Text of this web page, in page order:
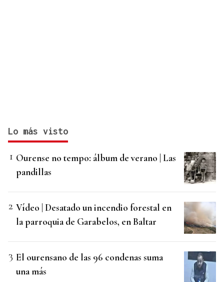
Lo más visto
Ourense no tempo: álbum de verano | Las
pandillas
Vídeo | Desatado un incendio forestal en
la parroquia de Garabelos, en Baltar
El ourensano de las 96 condenas suma
una más